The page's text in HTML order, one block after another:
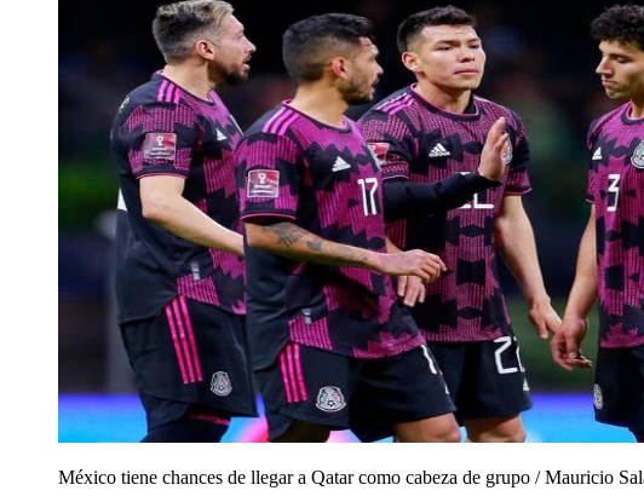
México tiene chances de llegar a Qatar como cabeza de grupo /Mauricio